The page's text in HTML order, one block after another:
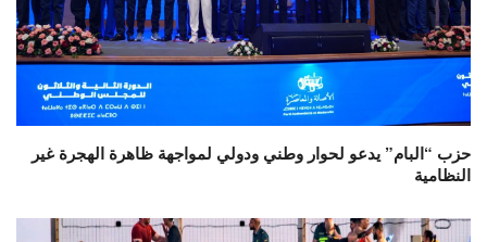
حزب “البام” يدعو لحوار وطني ودولي لمواجهة ظاهرة الهجرة غير
النظامية